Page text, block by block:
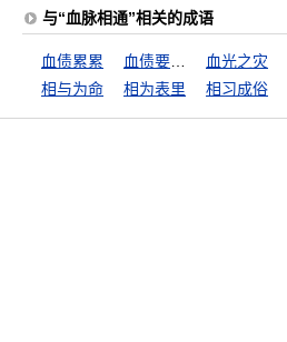
与“血脉相通”相关的成语
血债累累 血光之灾
相与为命
相为表里 相习成俗